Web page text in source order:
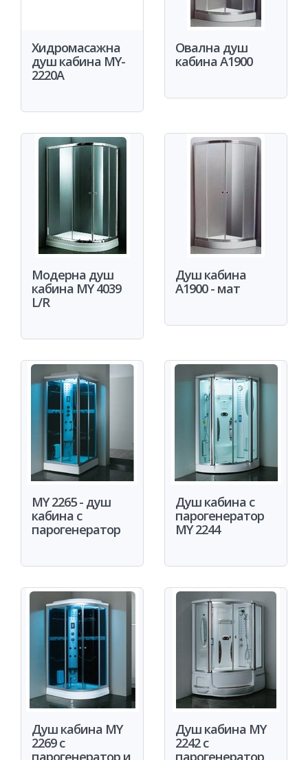
Хидромасажна
душ кабина MY-
2220A
Овална душ
кабина A1900
Модерна душ
кабина MY 4039
L/R
Душ кабина
A1900 - мат
MY 2265 - душ
кабина с
парогенератор
Душ кабина с
парогенератор
MY 2244
Душ кабина MY
2269 с
парогенератор и
Душ кабина MY
2242 с
парогенератор